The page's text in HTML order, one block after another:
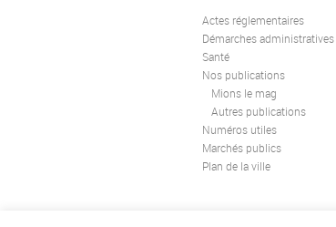
Actes réglementaires
Démarches administratives
Santé
Nos publications
Mions le mag
Autres publications
Numéros utiles
Marchés publics
Plan de la ville